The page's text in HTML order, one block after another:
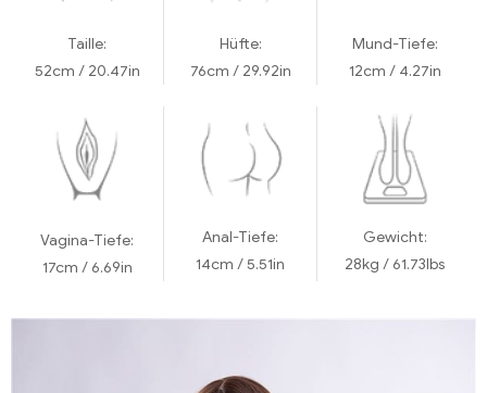
Taille:
52cm / 20.47in
Hüfte:
76cm / 29.92in
Mund-Tiefe:
12cm / 4.27in
Vagina-Tiefe:
17cm / 6.69in
Anal-Tiefe:
14cm / 5.51in
Gewicht:
28kg / 61.73lbs